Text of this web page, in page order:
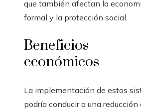
que también afectan la
formal y la protección social.
Beneficios
económicos
La implementación de estos
podría conducir a una reducción